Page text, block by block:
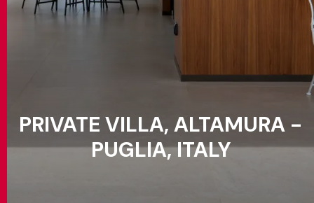
PRIVATE VILLA, ALTAMURA -
PUGLIA, ITALY